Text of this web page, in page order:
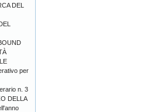
DEL
per
n. 3
DELLA